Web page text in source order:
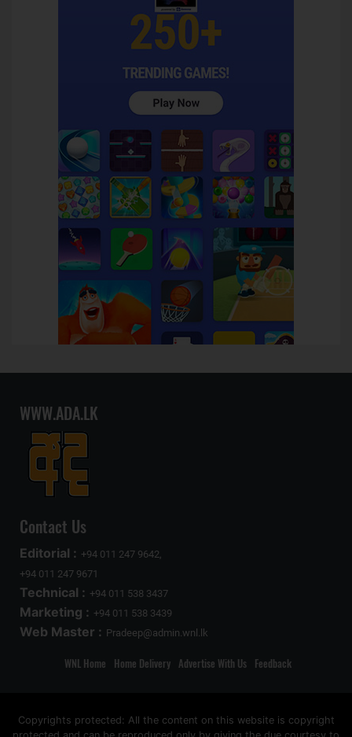
WWW.ADA.LK
Contact Us
Editorial : +94 011 247 9642,
+94 011 247 9671
Technical : +94 011 538 3437
Marketing : +94 011 538 3439
Web Master : Pradeep@admin.wnl.lk
WNL Home Home Delivery Advertise With Us Feedback
Copyrights protected: All the content on this website is copyright